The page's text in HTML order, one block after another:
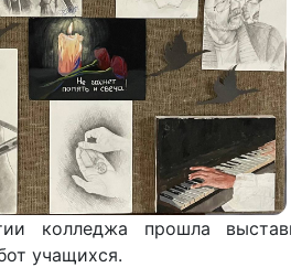
колледжа прошла
учащихся.